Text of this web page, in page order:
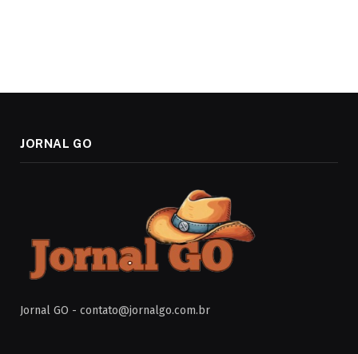
JORNAL GO
Jornal GO - contato@jornalgo.com.br